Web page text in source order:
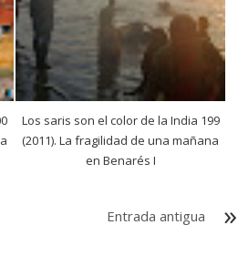
Los saris son el color de la India 199
(2011). La fragilidad de una mañana
en Benarés I
Entrada antigua